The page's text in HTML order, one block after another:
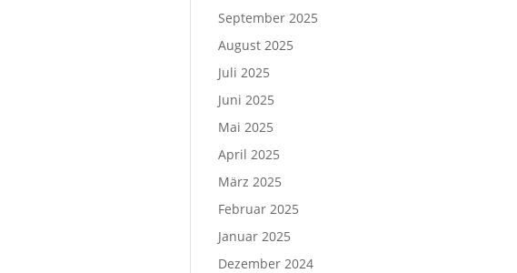
September 2025
August 2025
Juli 2025
Juni 2025
Mai 2025
April 2025
März 2025
Februar 2025
Januar 2025
Dezember 2024